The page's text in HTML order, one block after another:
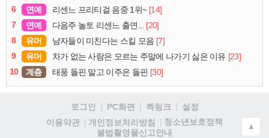
6
연예 리센느 프리티걸 음중 1위~ [14]
7
연예 다음주 놀토 리센느 출연... [20]
8
유머 남자들이 미친다는 스킬 모음 [7]
9
유머 차가 없는 사람은 모르는 주말에 나가기 싫은 이유 [23]
10
계층 태풍 돌핀 말고 이주은 돌핀 [30]
로그인 PC화면 퀵링크
설정
이용약관
개인정보처리방침
청소년보호정책
불법촬영물신고안내
▲